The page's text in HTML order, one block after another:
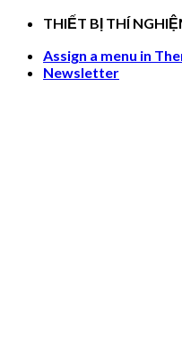
Skip
content
THIẾT BỊ THÍ
Assign a menu in
Newsletter